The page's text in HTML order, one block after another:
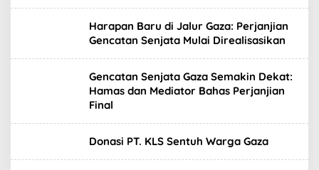
Harapan Baru di Jalur Gaza: Perjanjian
Gencatan Senjata Mulai Direalisasikan
Gencatan Senjata Gaza Semakin Dekat:
Hamas dan Mediator Bahas Perjanjian
Final
Donasi PT. KLS Sentuh Warga Gaza